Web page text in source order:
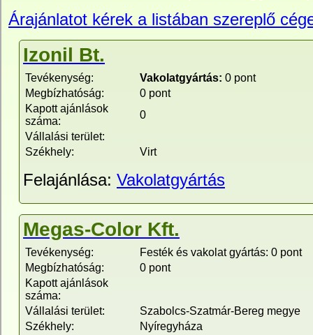
Árajánlatot kérek a listában szereplő
Izonil Bt.
Tevékenység: Vakolatgyártás: 0 pont
Megbízhatóság:
0 pont
Kapott ajánlások
száma:
0
Vállalási terület:
Székhely:
Virt
Felajánlása: Vakolatgyártás
Megas-Color Kft.
Tevékenység:
Festék és vakolat gyártás: 0 pont
Megbízhatóság:
0 pont
Kapott ajánlások
száma:
Vállalási terület:
Szabolcs-Szatmár-Bereg megye
Székhely:
Nyíregyháza